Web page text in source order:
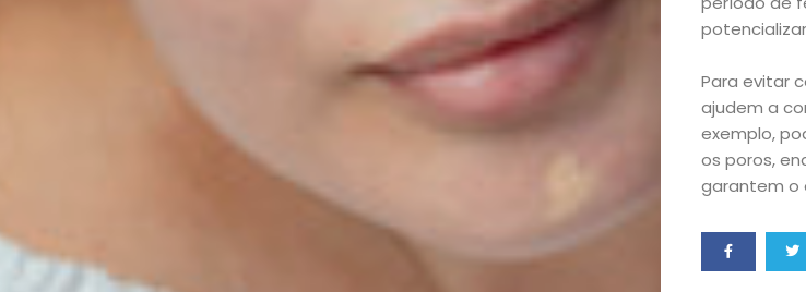
Mães
&
Filhos
Para evitar
ajudem a
exemplo,
os poros,
garantem o